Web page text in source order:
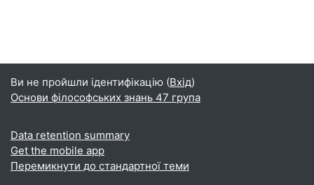
Ви не пройшли ідентифікацію (Вхід)
Основи філософських знань 47 група
Data retention summary
Get the mobile app
Перемикнути до стандартної теми